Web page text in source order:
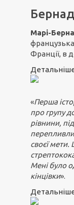
Марі-
Франції, в
«Перша
про групу
рівнини,
перепливли
своєї мети.
Мені було
кінцівки».